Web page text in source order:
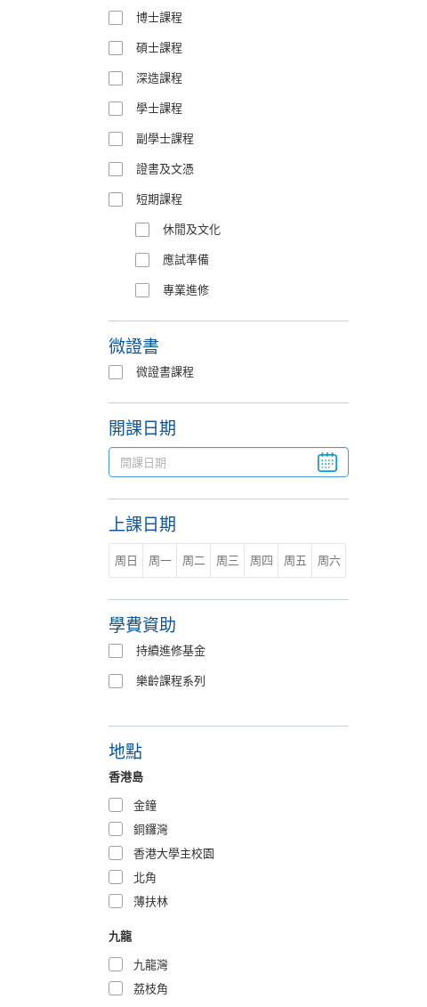
博士課程
碩士課程
深造課程
學士課程
副學士課程
證書及文憑
短期課程
休閒及文化
應試準備
專業進修
微證書
微證書課程
開課日期
上課日期
周日 周一 周二 周三 周四 周五 周六
學費資助
持續進修基金
樂齡課程系列
地點
香港島
金鐘
銅鑼灣
香港大學主校園
北角
薄扶林
九龍
九龍灣
荔枝角